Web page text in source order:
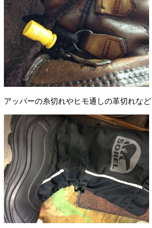
アッパーの糸切れやヒモ通しの革切れなど